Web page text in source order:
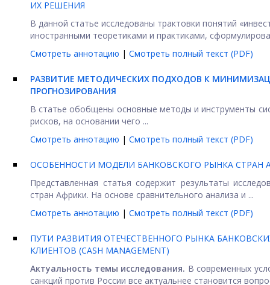
ИХ РЕШЕНИЯ
В данной статье исследованы трактовки понятий
иностранными теоретиками и практиками,
Смотреть аннотацию | Смотреть полный текст (PDF)
РАЗВИТИЕ МЕТОДИЧЕСКИХ ПОДХОДОВ К
ПРОГНОЗИРОВАНИЯ
В статье обобщены основные методы и инструменты
рисков, на основании чего ...
Смотреть аннотацию | Смотреть полный текст (PDF)
ОСОБЕННОСТИ МОДЕЛИ БАНКОВСКОГО РЫНКА СТРАН
Представленная статья содержит результаты
стран Африки. На основе сравнительного анализа и ...
Смотреть аннотацию | Смотреть полный текст (PDF)
ПУТИ РАЗВИТИЯ ОТЕЧЕСТВЕННОГО РЫНКА
КЛИЕНТОВ (CASH MANAGEMENT)
Актуальность темы исследования. В современных
санкций против России все актуальнее становится